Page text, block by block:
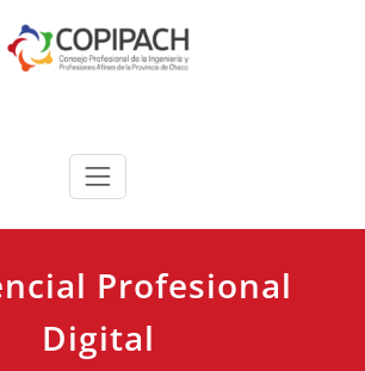
Profesional
Digital